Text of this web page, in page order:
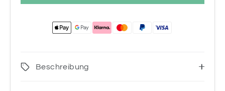
Beschreibung